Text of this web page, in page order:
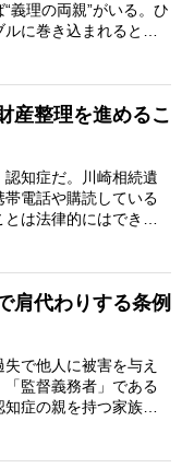
義理の両親”がいる。ひ
に巻き込まれると、
産整理を進めるこ
知症だ。川崎相続遺
電話や購読している
は法律的にはできま
肩代わりする条例
で他人に被害を与え
監督義務者」である
症の親を持つ家族の